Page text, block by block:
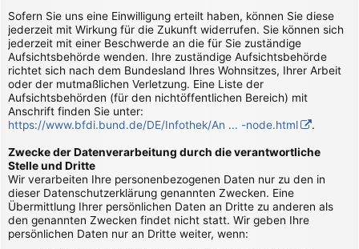
Sofern Sie uns eine Einwilligung erteilt haben, können Sie diese
jederzeit mit Wirkung für die Zukunft widerrufen. Sie können sich
jederzeit mit einer Beschwerde an die für Sie zuständige
Aufsichtsbehörde wenden. Ihre zuständige Aufsichtsbehörde
richtet sich nach dem Bundesland Ihres Wohnsitzes, Ihrer Arbeit
oder der mutmaßlichen Verletzung. Eine Liste der
Aufsichtsbehörden (für den nichtöffentlichen Bereich) mit
Anschrift finden Sie unter:
https://www.bfdi.bund.de/DE/Infothek/An ... -node.html
.
Zwecke der Datenverarbeitung durch die verantwortliche
Stelle und Dritte
Wir verarbeiten Ihre personenbezogenen Daten nur zu den in
dieser Datenschutzerklärung genannten Zwecken. Eine
Übermittlung Ihrer persönlichen Daten an Dritte zu anderen als
den genannten Zwecken findet nicht statt. Wir geben Ihre
persönlichen Daten nur an Dritte weiter, wenn: